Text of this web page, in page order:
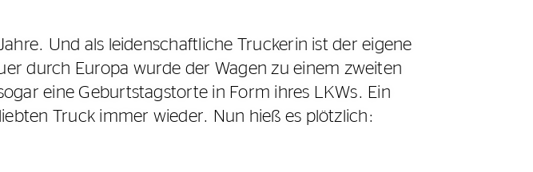
Und als leidenschaftliche Truckerin ist der eigene
durch Europa wurde der Wagen zu einem zweiten
eine Geburtstagstorte in Form ihres LKWs. Ein
Truck immer wieder. Nun hieß es plötzlich: